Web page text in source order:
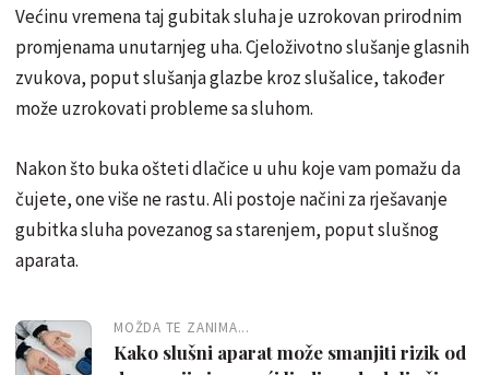
Većinu vremena taj gubitak sluha je uzrokovan prirodnim
promjenama unutarnjeg uha. Cjeloživotno slušanje glasnih
zvukova, poput slušanja glazbe kroz slušalice, također
može uzrokovati probleme sa sluhom.
Nakon što buka ošteti dlačice u uhu koje vam pomažu da
čujete, one više ne rastu. Ali postoje načini za rješavanje
gubitka sluha povezanog sa starenjem, poput slušnog
aparata.
MOŽDA TE ZANIMA...
Kako slušni aparat može smanjiti rizik od